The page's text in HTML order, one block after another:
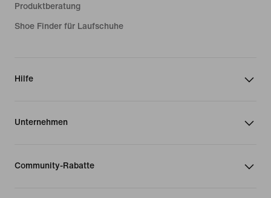
Produktberatung
Shoe Finder für Laufschuhe
Hilfe
Unternehmen
Community-Rabatte